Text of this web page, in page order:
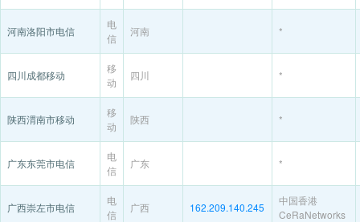
河南洛阳市电信
电
信
河南 *
四川成都移动
移
动
四川 *
陕西渭南市移动
移
动
陕西 *
广东东莞市电信
电
信
广东 *
广西崇左市电信
电
信
广西 162.209.140.245
中国香港
CeRaNetworks